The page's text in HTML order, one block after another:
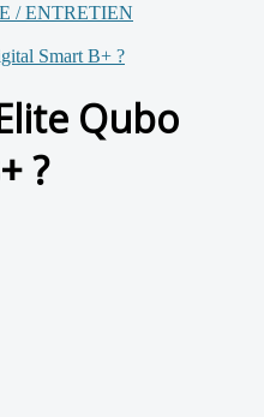
/ ENTRETIEN
Smart B+ ?
Qubo
?